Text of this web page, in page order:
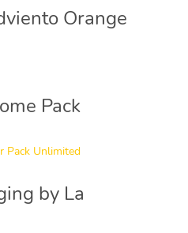
Orange
Pack
by La